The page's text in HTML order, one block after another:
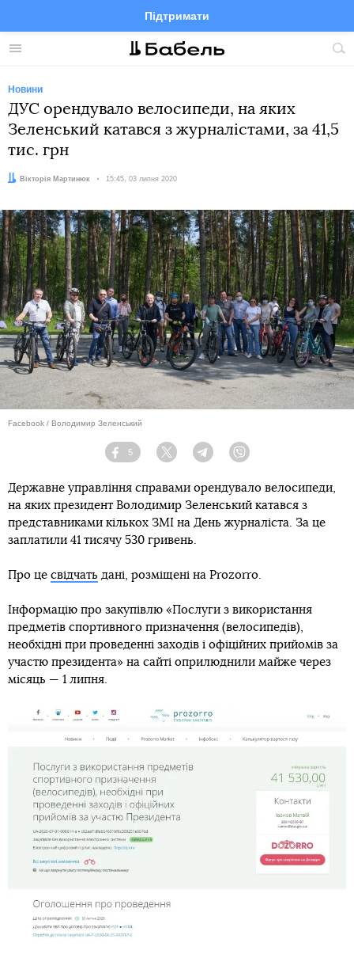
Меню
Підтримати
FacebookTelegramTwitter
Новини
ДУС орендувало велосипеди, на яких
Зеленський катався з журналістами, за 41,5
тис. грн
Автор:Вікторія Мартинюк Дата:
15:45, 03 липня 2020
Facebook / Володимир Зеленський
Facebook
5
Twitter TelegramViber
Державне управління справами орендувало велосипеди,
на яких президент Володимир Зеленський катався з
представниками кількох ЗМІ на День журналіста. За це
заплатили 41 тисячу 530 гривень.
Про це свідчать дані, розміщені на Prozorro.
Інформацію про закупівлю «Послуги з використання
предметів спортивного призначення (велосипедів),
необхідні при проведенні заходів і офіційних прийомів за
участю президента» на сайті оприлюднили майже через
місяць — 1 липня.